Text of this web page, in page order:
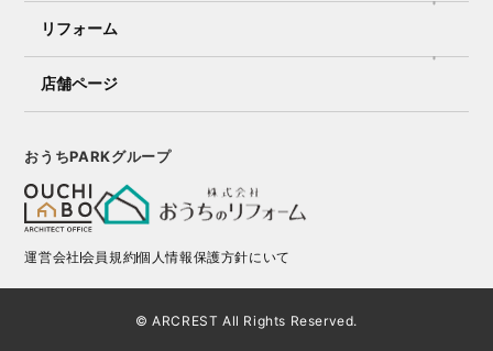
リフォーム
店舗ページ
おうちPARKグループ
運営会社会員規約個人情報保護方針にいて
© ARCREST All Rights Reserved.